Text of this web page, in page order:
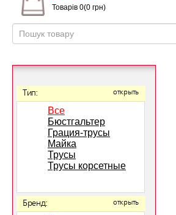
Товарів 0(0 грн)
Тип: открыть
Все
Бюстгальтер
Грация-трусы
Майка
Трусы
Трусы корсетные
Бренд: открыть